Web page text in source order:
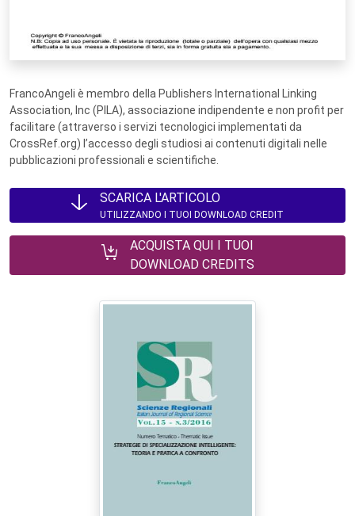
FrancoAngeli è membro della Publishers International Linking
Association, Inc (PILA), associazione indipendente e non profit per
facilitare (attraverso i servizi tecnologici implementati da
CrossRef.org) l’accesso degli studiosi ai contenuti digitali nelle
pubblicazioni professionali e scientifiche.
SCARICA L'ARTICOLO
UTILIZZANDO I TUOI DOWNLOAD CREDIT
ACQUISTA QUI I TUOI
DOWNLOAD CREDITS